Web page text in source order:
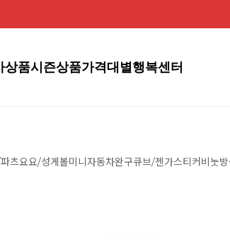
상품시즌상품가격대별행복센터
츠요요/성게볼미니자동차완구큐브/젠가스티커 비눗